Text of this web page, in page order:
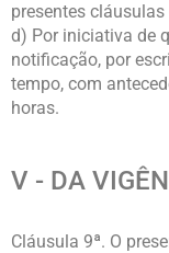
presentes
d) Por iniciativa de
notificação, por
tempo, com
horas.
V - DA
Cláusula 9ª. O